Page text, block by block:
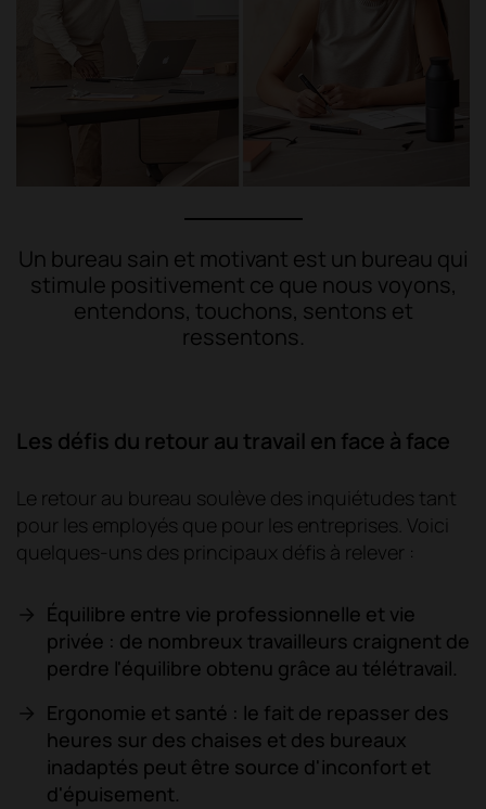
Un bureau sain et motivant est un bureau qui
stimule positivement ce que nous voyons,
entendons, touchons, sentons et
ressentons.
Les défis du retour au travail en face à face
Le retour au bureau soulève des inquiétudes tant
pour les employés que pour les entreprises. Voici
quelques-uns des principaux défis à relever :
Équilibre entre vie professionnelle et vie
privée : de nombreux travailleurs craignent de
perdre l'équilibre obtenu grâce au télétravail.
Ergonomie et santé : le fait de repasser des
heures sur des chaises et des bureaux
inadaptés peut être source d'inconfort et
d'épuisement.